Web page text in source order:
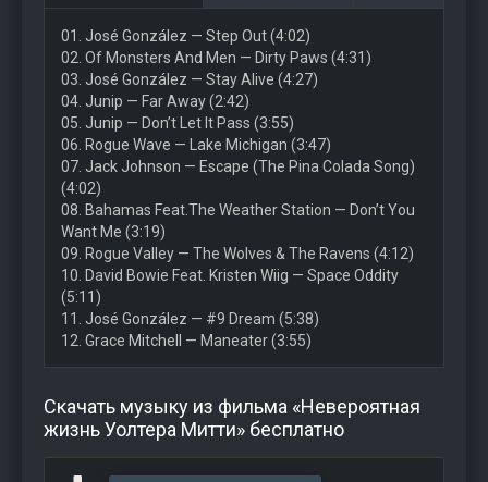
01. José González — Step Out (4:02)
02. Of Monsters And Men — Dirty Paws (4:31)
03. José González — Stay Alive (4:27)
04. Junip — Far Away (2:42)
05. Junip — Don’t Let It Pass (3:55)
06. Rogue Wave — Lake Michigan (3:47)
07. Jack Johnson — Escape (The Pina Colada Song)
(4:02)
08. Bahamas Feat.The Weather Station — Don’t You
Want Me (3:19)
09. Rogue Valley — The Wolves & The Ravens (4:12)
10. David Bowie Feat. Kristen Wiig — Space Oddity
(5:11)
11. José González — #9 Dream (5:38)
12. Grace Mitchell — Maneater (3:55)
Скачать музыку из фильма «Невероятная
жизнь Уолтера Митти» бесплатно